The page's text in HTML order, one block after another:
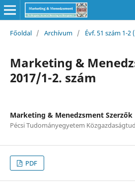
Főoldal / Archívum / Évf. 51 szám 1-2
Marketing &
2017/1-2. szám
Marketing & Menedzsment Szerzők
Pécsi Tudományegyetem
PDF